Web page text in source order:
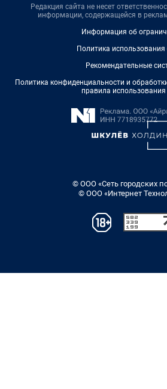
Редакция сайта не несет
информации, содержащейся в
Информация об
Политика использования
Рекомендательные
Политика конфиденциальности и
правила использования
© ООО «Сеть городских
© ООО «Интернет